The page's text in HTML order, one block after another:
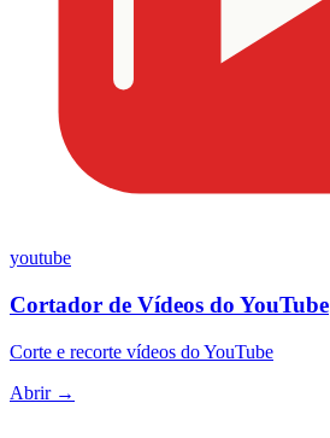
youtube
Cortador de Vídeos do YouTube
Corte e recorte vídeos do YouTube
Abrir →